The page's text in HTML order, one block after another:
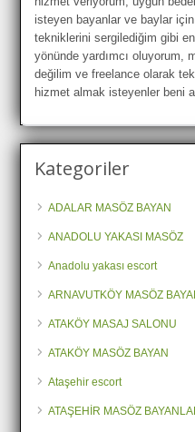
isteyen bayanlar ve baylar
tekniklerini sergilediğim gibi
yönünde yardımcı oluyorum,
değilim ve freelance olarak
hizmet almak isteyenler beni
Kategoriler
ADALAR MASÖZ BAYAN
ANADOLU YAKASI MASÖZ
Anadolu yakası escort
ARNAVUTKÖY MASÖZ
ATAKÖY MASAJ SALONU
ATAKÖY MASÖZ BAYAN
Ataşehir escort
ATAŞEHİR MASÖZ